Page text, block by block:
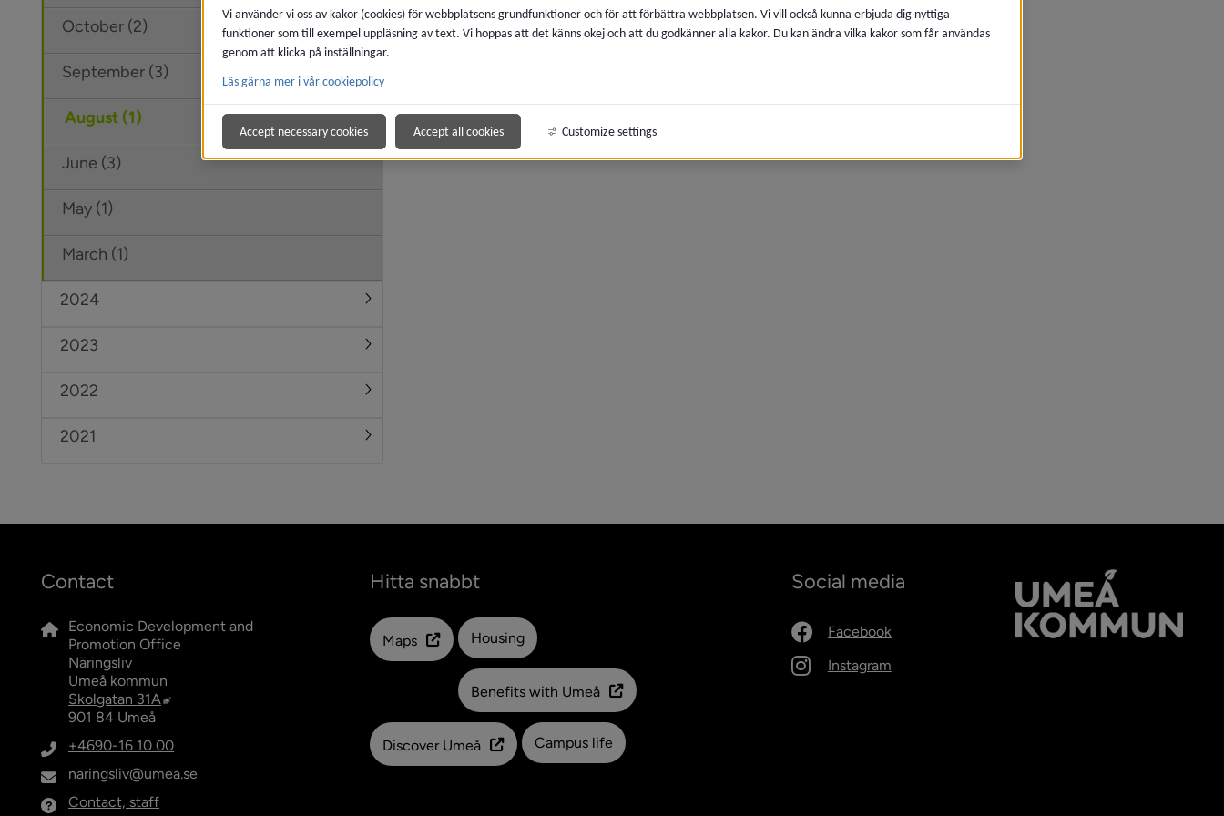
October (2)
September (3)
August (1)
June (3)
May (1)
March (1)
2024 Undermeny för 2024
2023 Undermeny för 2023
2022 Undermeny för 2022
2021 Undermeny för 2021
Contact
Economic Development and
Promotion Office
Näringsliv
Umeå kommun
Skolgatan 31A External link, opens in new window.
901 84 Umeå
+4690-16 10 00
naringsliv@umea.se
Contact, staff
Hitta snabbt
Maps Länk till en annan webbplats
Housing
Benefits with Umeå
Discover Umeå Campus life
Social media
Facebook
Instagram
Vi använder vi oss av kakor (cookies) för webbplatsens grundfunktioner och för att förbättra webbplatsen. Vi vill också kunna erbjuda dig nyttiga
funktioner som till exempel uppläsning av text. Vi hoppas att det känns okej och att du godkänner alla kakor. Du kan ändra vilka kakor som får användas
genom att klicka på inställningar.
Läs gärna mer i vår cookiepolicy
Accept necessary cookies Accept all cookies Customize settings